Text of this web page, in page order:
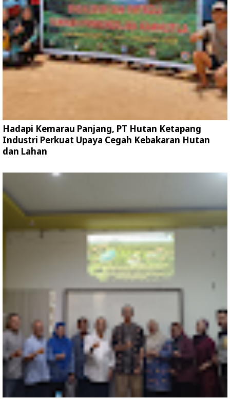
Hadapi Kemarau Panjang, PT Hutan Ketapang
Industri Perkuat Upaya Cegah Kebakaran Hutan
dan Lahan